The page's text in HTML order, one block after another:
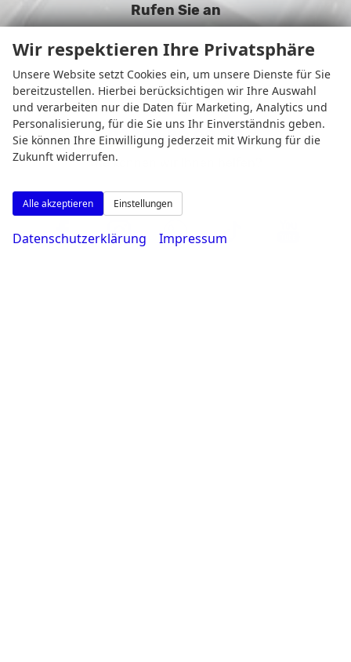
Rufen Sie an
0231 - 80 90 80
Wie können wir Ihnen helfen?
Wir respektieren Ihre Privatsphäre
Unsere Website setzt Cookies ein, um unsere Dienste für Sie
bereitzustellen. Hierbei berücksichtigen wir Ihre Auswahl
und verarbeiten nur die Daten für Marketing, Analytics und
Personalisierung, für die Sie uns Ihr Einverständnis geben.
Sie können Ihre Einwilligung jederzeit mit Wirkung für die
Zukunft widerrufen.
Alle akzeptieren Einstellungen
Datenschutzerklärung Impressum